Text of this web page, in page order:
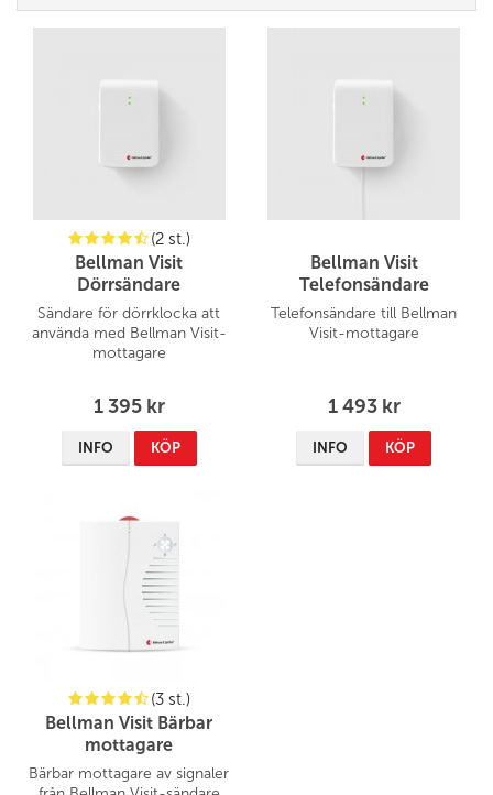
(2 st.)
Bellman Visit
Dörrsändare
Sändare för dörrklocka att
använda med Bellman Visit-
mottagare
1 395 kr
INFO KÖP
Bellman Visit
Telefonsändare
Telefonsändare till Bellman
Visit-mottagare
1 493 kr
INFO KÖP
(3 st.)
Bellman Visit Bärbar
mottagare
Bärbar mottagare av signaler